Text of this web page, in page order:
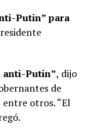
Putin” para
anti-Putin”, dijo
de
entre otros. “El